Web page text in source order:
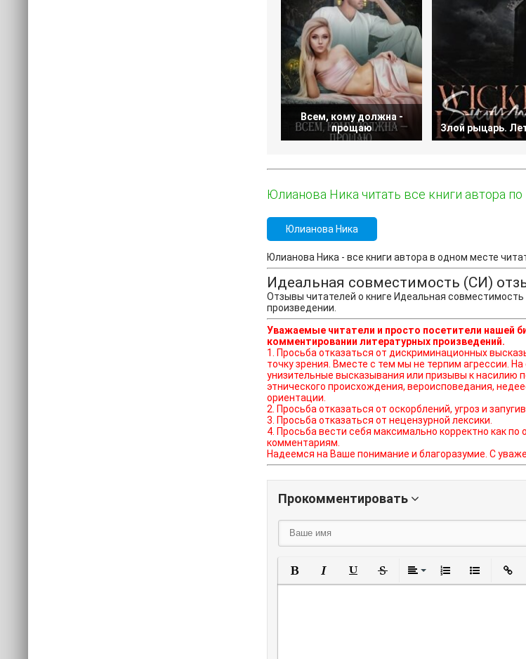
Всем, кому должна -
прощаю
Злой рыцарь.
Юлианова Ника читать все книги автора по
Юлианова Ника
Юлианова Ника - все книги автора в одном месте
Идеальная совместимость (СИ)
Отзывы читателей о книге Идеальная
произведении.
Уважаемые читатели и просто посетители нашей
комментировании литературных произведений.
1. Просьба отказаться от дискриминационных высказываний. Мы защищаем право наших читателей свободно
точку зрения. Вместе с тем мы не терпим агрессии.
унизительные высказывания или призывы к насилию
этнического происхождения, вероисповедания,
ориентации.
2. Просьба отказаться от оскорблений, угроз и
3. Просьба отказаться от нецензурной лексики.
4. Просьба вести себя максимально корректно как
комментариям.
Надеемся на Ваше понимание и благоразумие. С
Прокомментировать
Полужирный
КурсивПодчеркнутый
ЗачеркнутыйВыравнивание